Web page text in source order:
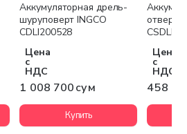
Аккумуляторная дрель-
шуруповерт INGCO
CDLI200528
Цена
с
НДС
1 008 700 сум
Купить
Цена
с
НДС
458